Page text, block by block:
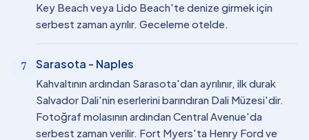
Key Beach veya Lido Beach'te denize girmek için
serbest zaman ayrılır. Geceleme otelde.
7 Sarasota - Naples
Kahvaltının ardından Sarasota'dan ayrılınır, ilk durak
Salvador Dali'nin eserlerini barındıran Dali Müzesi'dir.
Fotoğraf molasının ardından Central Avenue'da
serbest zaman verilir. Fort Myers'ta Henry Ford ve